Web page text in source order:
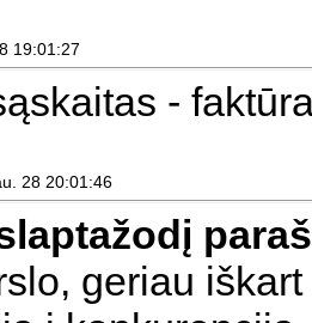
19:01:27
-
28 20:01:46
geriau